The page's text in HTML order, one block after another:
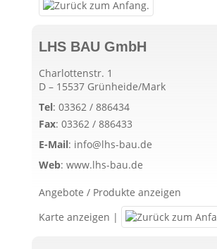
LHS BAU GmbH
Charlottenstr. 1
D – 15537 Grünheide/Mark
Tel: 03362 / 886434
Fax: 03362 / 886433
E-Mail: info@lhs-bau.de
Web: www.lhs-bau.de
Angebote / Produkte anzeigen
Karte anzeigen |